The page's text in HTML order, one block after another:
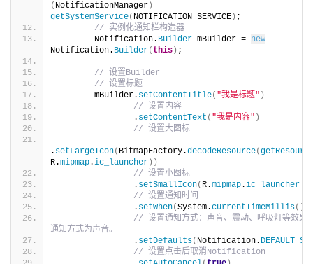
( NotificationManager )
getSystemService( NOTIFICATION_SERVICE ) ;
// 实例化通知栏构造器
        Notification.
Builder mBuilder = new
Notification. Builder( this ) ;
// 设置Builder
// 设置标题
        mBuilder.
setContentTitle( "我是标题" )
// 设置内容
                .
setContentText ( "我是内容" )
// 设置大图标
. setLargeIcon( BitmapFactory.decodeResource(
R.mipmap.ic_launcher ))
// 设置小图标
                .
setSmallIcon( R.mipmap.
// 设置通知时间
                .
setWhen(System.currentTimeMillis())
// 设置通知方式：声音、震动、呼吸灯等效果
通知方式为声音。
                .
setDefaults( Notification.
// 设置点击后取消Notification